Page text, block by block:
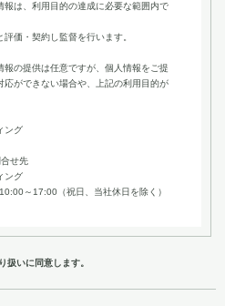
報は、利用目的の達成に必要な範囲内で
価・契約し監督を行います。
の提供は任意ですが、個人情報をご提
応ができない場合や、上記の利用目的が
ング
せ先
ング
～17:00（祝日、当社休日を除く）
扱いに同意します。